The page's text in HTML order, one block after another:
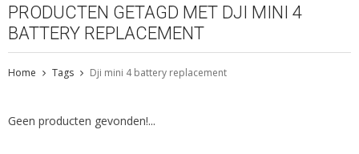
PRODUCTEN GETAGD MET DJI MINI 4
BATTERY REPLACEMENT
Home Tags Dji mini 4 battery replacement
Geen producten gevonden!...